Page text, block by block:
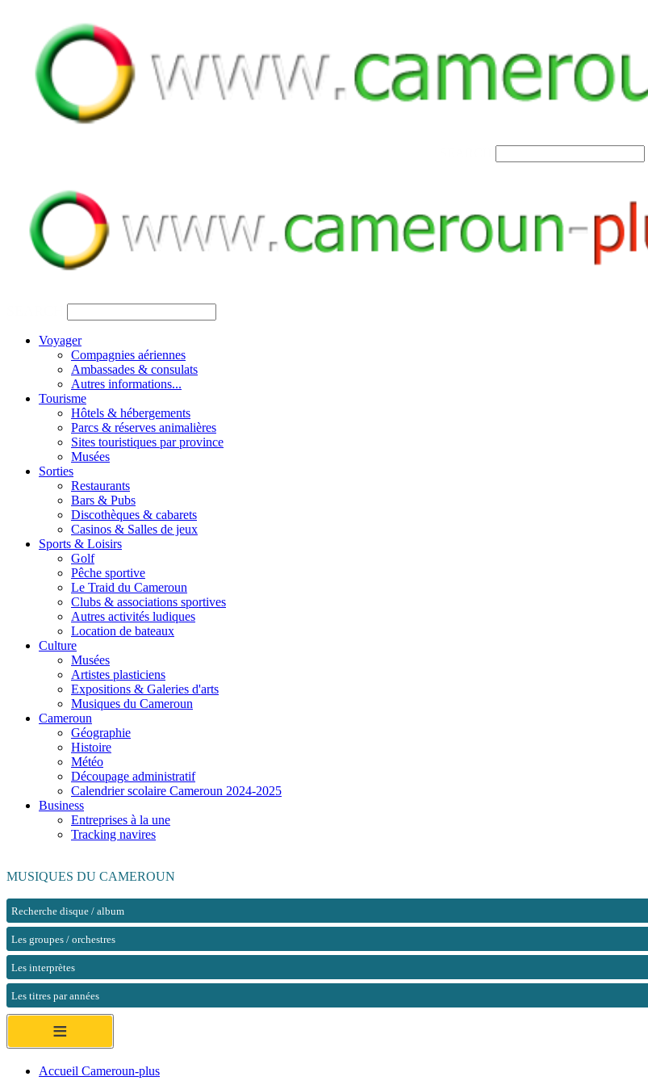
Voyager
Compagnies aériennes
Ambassades & consulats
Autres informations...
Tourisme
Hôtels & hébergements
Parcs & réserves animalières
Sites touristiques par province
Musées
Sorties
Restaurants
Bars & Pubs
Discothèques & cabarets
Casinos & Salles de jeux
Sports & Loisirs
Golf
Pêche sportive
Le Traid du Cameroun
Clubs & associations sportives
Autres activités ludiques
Location de bateaux
Culture
Musées
Artistes plasticiens
Expositions & Galeries d'arts
Musiques du Cameroun
Cameroun
Géographie
Histoire
Météo
Découpage administratif
Calendrier scolaire Cameroun 2024-2025
Business
Entreprises à la une
Tracking navires
MUSIQUES DU CAMEROUN
Recherche disque / album
Les groupes / orchestres
Les interprètes
Les titres par années
≡
Accueil Cameroun-plus